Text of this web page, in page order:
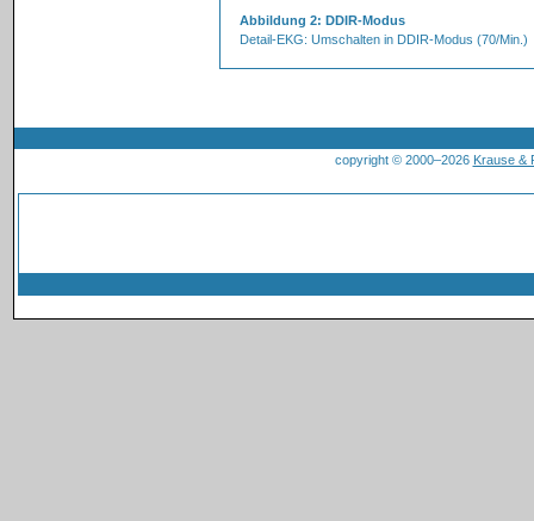
Abbildung 2: DDIR-Modus
Detail-EKG: Umschalten in DDIR-Modus (70/Min.)
copyright © 2000–2026 Krause &